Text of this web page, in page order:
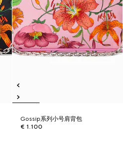
Gossip系列小号肩背包
€ 1.100